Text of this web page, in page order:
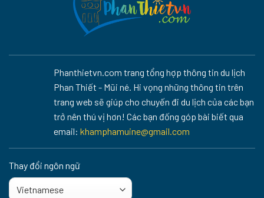
Phanthietvn.com trang tổng hợp thông tin du lịch
Phan Thiết - Mũi né. Hi vọng những thông tin trên
trang web sẽ giúp cho chuyến đi du lịch của các bạn
trở nên thú vị hơn! Các bạn đống góp bài biết qua
email: khamphamuine@gmail.com
Thay đổi ngôn ngữ